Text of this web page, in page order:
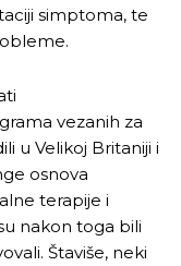
simptoma, te
vezanih za
u Velikoj Britaniji i
osnova
terapije i
nakon toga bili
Štaviše, neki